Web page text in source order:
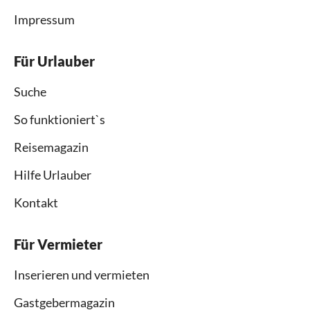
Impressum
Für Urlauber
Suche
So funktioniert`s
Reisemagazin
Hilfe Urlauber
Kontakt
Für Vermieter
Inserieren und vermieten
Gastgebermagazin